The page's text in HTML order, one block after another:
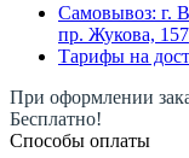
Самовывоз: г.
пр. Жукова, 157
Тарифы на
При оформлении
Бесплатно!
Способы оплаты